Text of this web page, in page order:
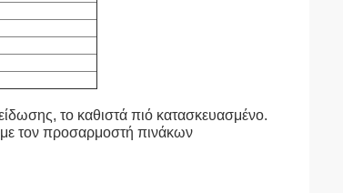
το καθιστά πιό κατασκευασμένο.
με τον προσαρμοστή πινάκων